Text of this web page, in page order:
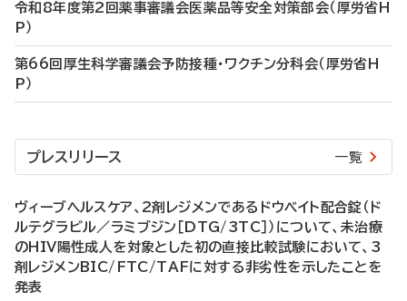
令和8年度第2回薬事審議会医薬品等安全対策部会（厚労省H
P）
第66回厚生科学審議会予防接種・ワクチン分科会（厚労省H
P）
プレスリリース 一覧
ヴィーブヘルスケア、2剤レジメンであるドウベイト配合錠（ド
ルテグラビル／ラミブジン［DTG/3TC］）について、未治療
のHIV陽性成人を対象とした初の直接比較試験において、3
剤レジメンBIC/FTC/TAFに対する非劣性を示したことを
発表